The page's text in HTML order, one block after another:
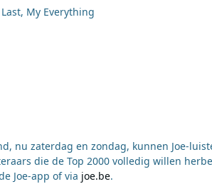
My Everything
nu zaterdag en zondag, kunnen Joe-
die de Top 2000 volledig willen
Joe-app of via joe.be.